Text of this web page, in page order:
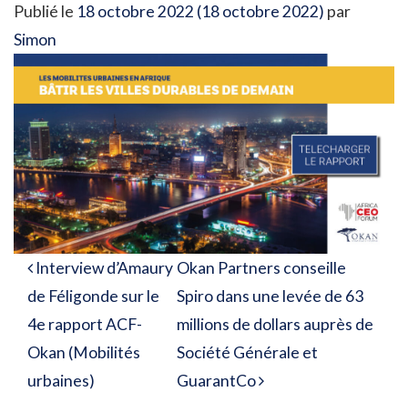
Publié le 18 octobre 2022 (18 octobre 2022) par
Simon
Navigation des articles
Interview d’Amaury
de Féligonde sur le
4e rapport ACF-
Okan (Mobilités
urbaines)
Okan Partners conseille
Spiro dans une levée de 63
millions de dollars auprès de
Société Générale et
GuarantCo